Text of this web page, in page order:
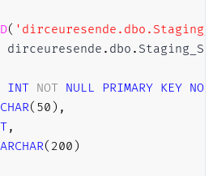
(
dirceuresende . dbo .
INT NOT NULL PRIMARY KEY
( 50 ) ,
,
( 200 )